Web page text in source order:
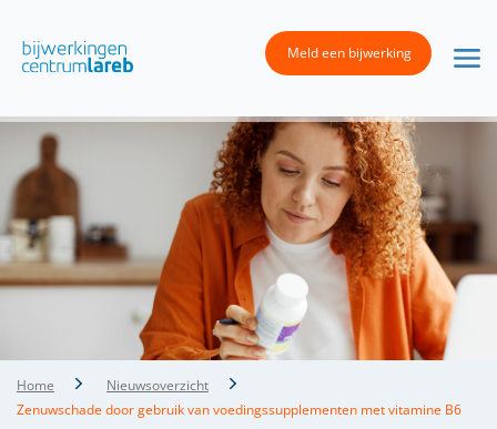
Meld een bijwerking
Home
Nieuwsoverzicht
Zenuwschade door gebruik van voedingssupplementen met vitamine B6